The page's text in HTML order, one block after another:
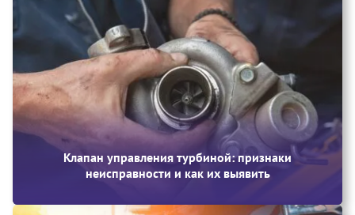
Клапан управления турбиной: признаки
неисправности и как их выявить